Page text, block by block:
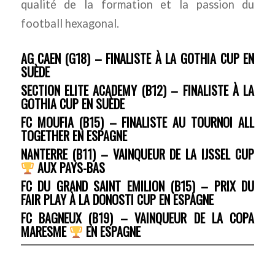
qualité de la formation et la passion du
football hexagonal.
AG CAEN (G18) – FINALISTE À LA GOTHIA CUP EN
SUÈDE
SECTION ELITE ACADEMY (B12) – FINALISTE À LA
GOTHIA CUP EN SUÈDE
FC MOUFIA (B15) – FINALISTE AU TOURNOI ALL
TOGETHER EN ESPAGNE
NANTERRE (B11) – VAINQUEUR DE LA IJSSEL CUP
AUX PAYS-BAS
FC DU GRAND SAINT EMILION (B15) – PRIX DU
FAIR PLAY À LA DONOSTI CUP EN ESPAGNE
FC BAGNEUX (B19) – VAINQUEUR DE LA COPA
MARESME EN ESPAGNE